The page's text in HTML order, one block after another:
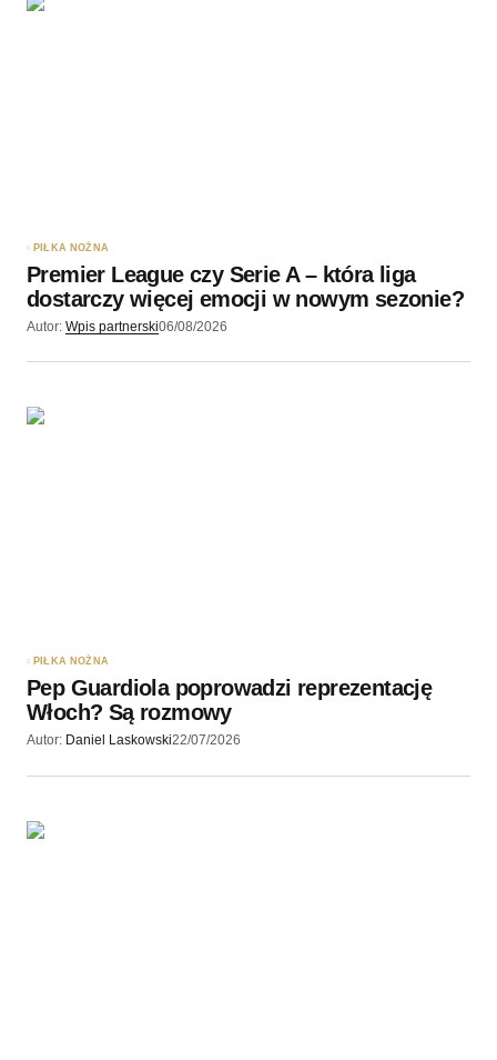
Wyślij komentarz
PIŁKA NOŻNA
Premier League czy Serie A – która liga
dostarczy więcej emocji w nowym sezonie?
Autor: Wpis partnerski06/08/2026
PIŁKA NOŻNA
Pep Guardiola poprowadzi reprezentację
Włoch? Są rozmowy
Autor: Daniel Laskowski22/07/2026